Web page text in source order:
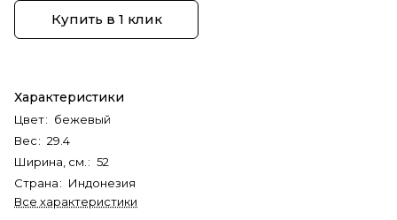
Купить в 1 клик
Характеристики
Цвет: бежевый
Вес: 29.4
Ширина, см. : 52
Страна: Индонезия
Все характеристики